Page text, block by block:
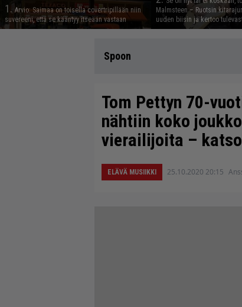
1. Arvio: Saimaa on toisella covertripillään niin
suvereeni, että se kääntyy itseään vastaan
Malmsteen – Ruotsin
uuden biisin ja kertoo
Spoon
Tom Pettyn 70-
nähtiin koko
vierailijoita –
ELÄVÄ MUSIIKKI 25.10.2020 20:15